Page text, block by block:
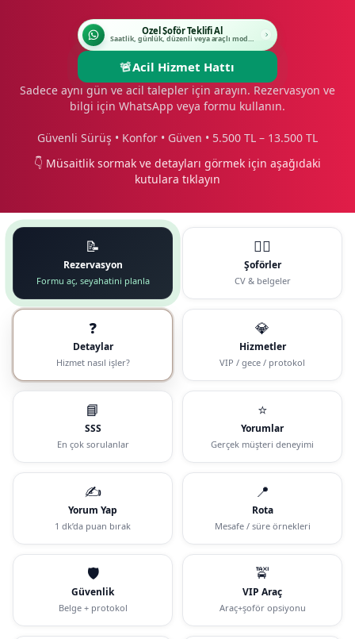
Özel Şoför Teklifi Al
Saatlik, günlük, düzenli veya araçlı modeli seçin.
🚨Acil Hizmet Hattı
Sadece aynı gün ve acil talepler için arayın. Rezervasyon ve
bilgi için WhatsApp veya formu kullanın.
Güvenli Sürüş • Konfor • Güven • 5.500 TL – 13.500 TL
👇 Müsaitlik sormak ve detayları görmek için aşağıdaki
kutulara tıklayın
📝
Rezervasyon
Formu aç, seyahatini planla
🧑‍✈️
Şoförler
CV & belgeler
❓
Detaylar
Hizmet nasıl işler?
💎
Hizmetler
VIP / gece / protokol
📘
SSS
En çok sorulanlar
⭐
Yorumlar
Gerçek müşteri deneyimi
✍️
Yorum Yap
1 dk’da puan bırak
📍
Rota
Mesafe / süre örnekleri
🛡️
Güvenlik
Belge + protokol
🚖
VIP Araç
Araç+şoför opsiyonu